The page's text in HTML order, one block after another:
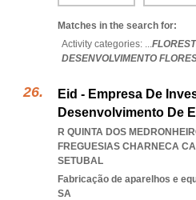
Matches in the search for:
Activity categories: ...
DESENVOLVIMENTO
Eid - Empresa De
Desenvolvimento De
R QUINTA DOS
FREGUESIAS CHARNECA
SETUBAL
Fabricação de aparelhos e
SA